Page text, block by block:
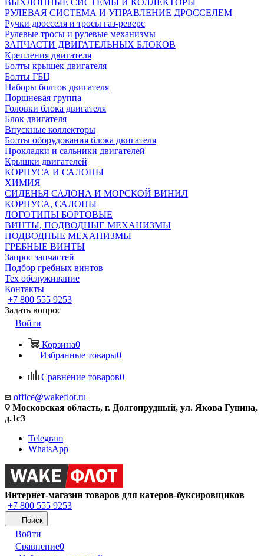
ВЫХЛОПНЫЕ СИСТЕМЫ И КОЛЛЕКТОРЫ
РУЛЕВАЯ СИСТЕМА И УПРАВЛЕНИЕ ДРОССЕЛЕМ
Ручки дросселя и тросы газ-реверс
Рулевые тросы и рулевые механизмы
ЗАПЧАСТИ ДВИГАТЕЛЬНЫХ БЛОКОВ
Крепления двигателя
Болты крышек двигателя
Болты ГБЦ
Наборы болтов двигателя
Поршневая группа
Головки блока двигателя
Блок двигателя
Впускные коллекторы
Болты оборудования блока двигателя
Прокладки и сальники двигателей
Крышки двигателей
КОРПУСА И САЛОНЫ
ХИМИЯ
СИДЕНЬЯ САЛОНА И МОРСКОЙ ВИНИЛ
КОРПУСА, САЛОНЫ
ЛОГОТИПЫ БОРТОВЫЕ
ВИНТЫ, ПОДВОДНЫЕ МЕХАНИЗМЫ
ПОДВОДНЫЕ МЕХАНИЗМЫ
ГРЕБНЫЕ ВИНТЫ
Запрос запчастей
Подбор гребных винтов
Тех обслуживание
Контакты
+7 800 555 9253
Задать вопрос
Войти
Корзина0
Избранные товары0
Сравнение товаров0
office@wakeflot.ru
Московская область, г. Долгопрудный, ул. Якова Гунина,
д.1с3
Telegram
WhatsApp
Интернет-магазин товаров для катеров-буксировщиков
+7 800 555 9253
Поиск
Войти
Сравнение0